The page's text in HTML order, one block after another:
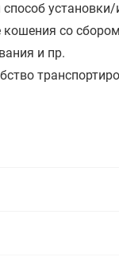
со
и пр.